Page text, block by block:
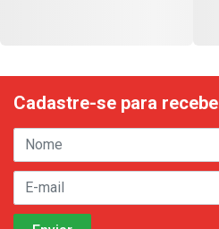
Cadastre-se para